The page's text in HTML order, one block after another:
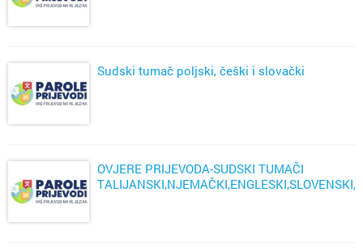
Sudski tumač poljski, češki i slovački
OVJERE PRIJEVODA-SUDSKI TUMAČI